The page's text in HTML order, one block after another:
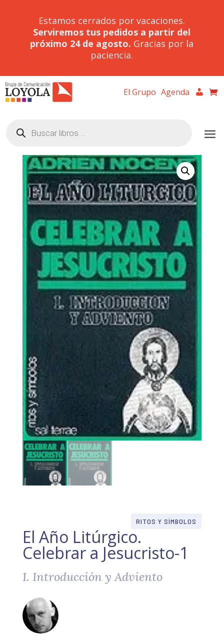
Estamos cerrados por vacaciones.
Serviremos tus pedidos a partir del
próximo 24 de agosto. Gracias por la
paciencia.
El Grupo Agenda
productos
RITOS Y SÍMBOLOS
El Año Litúrgico.
Celebrar a Jesucristo-1
I. Introducción y Adviento